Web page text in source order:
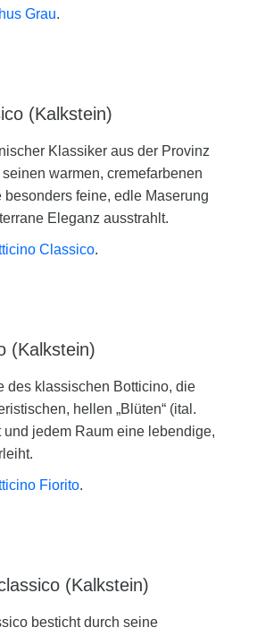
Grau.
(Kalkstein)
Klassiker aus der Provinz
warmen, cremefarbenen
besonders feine, edle Maserung
Eleganz ausstrahlt.
Classico.
(Kalkstein)
des klassischen Botticino, die
hellen „Blüten“ (ital.
jedem Raum eine lebendige,
Fiorito.
(Kalkstein)
besticht durch seine